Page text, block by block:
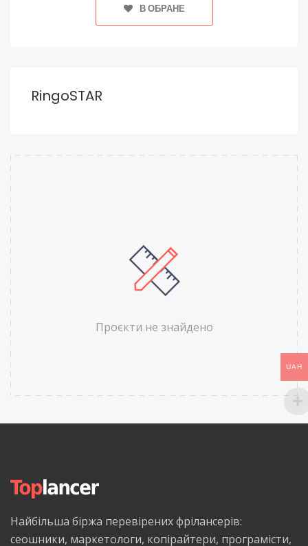
В ОБРАНЕ
RingoSTAR
Проєкти не знайдено
Найбільша біржа перевірених фрілансерів:
сеошники, маркетологи, копірайтери, програмісти,
UAH